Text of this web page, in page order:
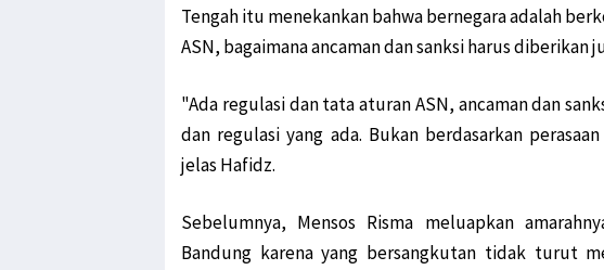
Tengah itu menekankan bahwa bernegara adalah
ASN, bagaimana ancaman dan sanksi harus diberikan
"Ada regulasi dan tata aturan ASN, ancaman dan
dan regulasi yang ada. Bukan berdasarkan
jelas Hafidz.
Sebelumnya, Mensos Risma meluapkan
Bandung karena yang bersangkutan tidak turut